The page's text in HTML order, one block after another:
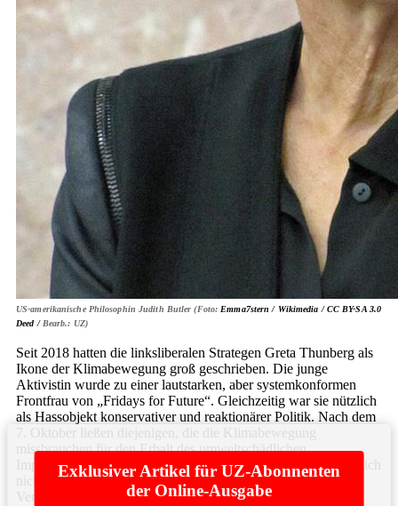
US-amerikanische Philosophin Judith Butler (Foto: Emma7stern / Wikimedia / CC BY-SA 3.0
Deed /Bearb.: UZ)
Seit 2018 hatten die linksliberalen Strategen Greta Thunberg als
Ikone der Klimabewegung groß geschrieben. Die junge
Aktivistin wurde zu einer lautstarken, aber systemkonformen
Frontfrau von „Fridays for Future“. Gleichzeitig war sie nützlich
als Hassobjekt konservativer und reaktionärer Politik. Nach dem
7. Oktober ließen diejenigen, die die Klimabewegung
missbrauchen für den Erhalt des umweltschädlichen
Imperialismus, sie fallen wie eine heiße Kartoffel. Greta hielt sich
nicht ans Drehbuch. Sie prangerte die israelische
Vernichtungspolitik ... Bittehieranmelden
Exklusiver Artikel für UZ-Abonnenten
der Online-Ausgabe